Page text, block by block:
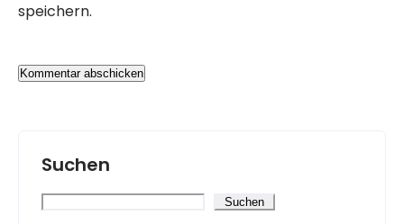
speichern.
Suchen
Suchen